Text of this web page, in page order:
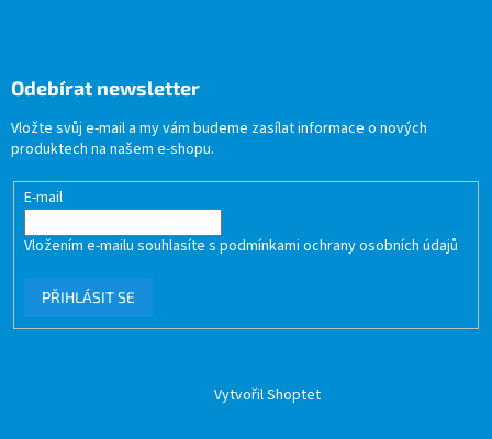
Odebírat newsletter
Vložte svůj e-mail a my vám budeme zasílat informace o nových
produktech na našem e-shopu.
E-mail
Vložením e-mailu souhlasíte s podmínkami ochrany osobních údajů
PŘIHLÁSIT SE
Vytvořil Shoptet